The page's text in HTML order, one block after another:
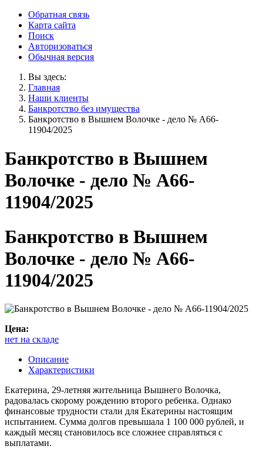
Обратная связь
Карта сайта
Поиск
Авторизоваться
Обычная версия
Вы здесь:
Главная
Наши клиенты
Банкротство без имущества
Банкротство в Вышнем Волочке - дело № А66-
11904/2025
Банкротство в Вышнем
Волочке - дело № А66-
11904/2025
Банкротство в Вышнем
Волочке - дело № А66-
11904/2025
Цена:
нет на складе
Описание
Характеристики
Екатерина, 29-летняя жительница Вышнего Волочка,
радовалась скорому рождению второго ребенка. Однако
финансовые трудности стали для Екатерины настоящим
испытанием. Сумма долгов превышала 1 100 000 рублей, и
каждый месяц становилось все сложнее справляться с
выплатами.